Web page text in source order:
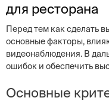
для ресторана
Перед тем как сделать
основные факторы,
видеонаблюдения. В
ошибок и обеспечить
Основные